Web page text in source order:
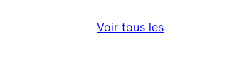
Voir tous lesavis